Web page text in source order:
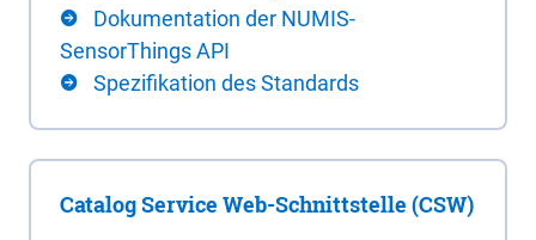
Dokumentation der NUMIS-
SensorThings API
Spezifikation des Standards
Catalog Service Web-Schnittstelle (CSW)